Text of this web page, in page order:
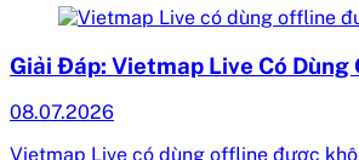
Giải Đáp: Vietmap Live Có
08.07.2026
Vietmap Live có dùng offline được